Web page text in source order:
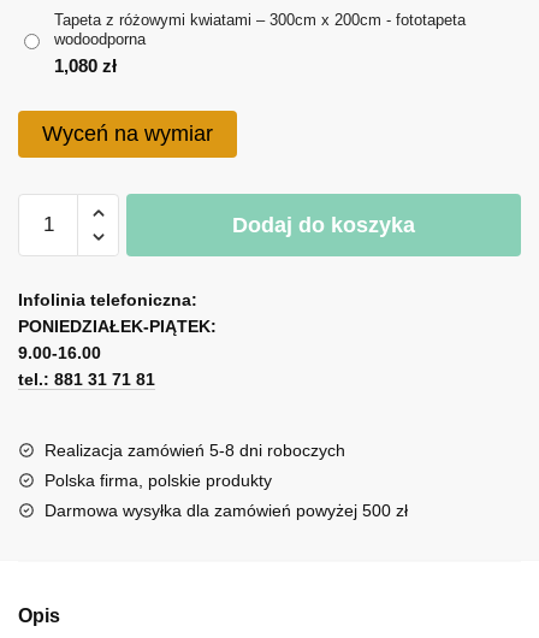
1,080 zł
Tapeta z różowymi kwiatami – 300cm x 200cm - fototapeta
wodoodporna
1,080 zł
Wyceń na wymiar
Tapeta
różowymi
kwiatami
Dodaj do koszyka
l
t
e
r
a
t
i
Infolinia telefoniczna:
PONIEDZIAŁEK-PIĄTEK:
9.00-16.00
tel.: 881 31 71 81
Realizacja zamówień 5-8 dni roboczych
Polska firma, polskie produkty
Darmowa wysyłka dla zamówień powyżej 500 zł
Opis